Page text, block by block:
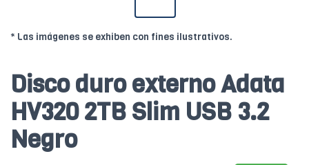
* Las imágenes se exhiben con fines ilustrativos.
Disco duro externo Adata
HV320 2TB Slim USB 3.2
Negro